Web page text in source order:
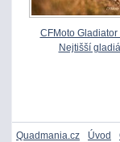
CFMoto Gladiator
Nejtišší
Quadmania.cz Úvod